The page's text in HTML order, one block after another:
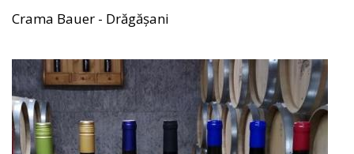
Crama Bauer - Drăgășani